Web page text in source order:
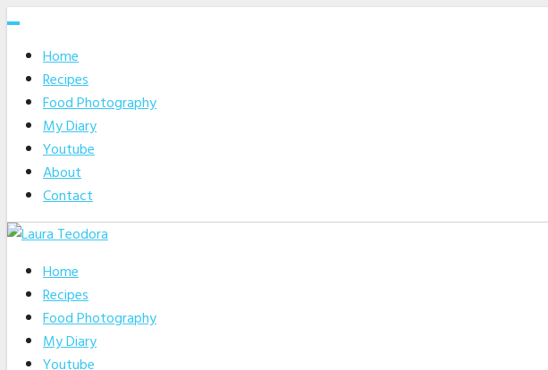
Skip
contentHome
Recipes
Food Photography
My Diary
Youtube
About
Contact
Home
Recipes
Food Photography
My Diary
Youtube